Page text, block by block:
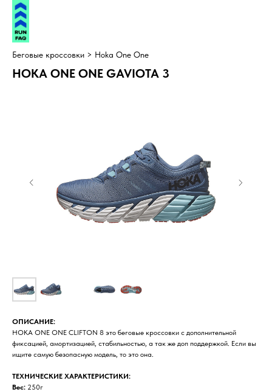
Беговые кроссовки > Hoka One One
HOKA ONE ONE GAVIOTA 3
ОПИСАНИЕ:
HOKA ONE ONE CLIFTON 8 это беговые кроссовки с дополнительной
фиксацией, амортизацией, стабильностью, а так же доп поддержкой. Если вы
ищите самую безопасную модель, то это она.
ТЕХНИЧЕСКИЕ ХАРАКТЕРИСТИКИ:
Вес: 250г